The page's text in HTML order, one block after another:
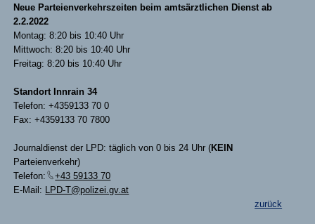
Neue Parteienverkehrszeiten beim amtsärztlichen Dienst ab
2.2.2022
Montag: 8:20 bis 10:40 Uhr
Mittwoch: 8:20 bis 10:40 Uhr
Freitag: 8:20 bis 10:40 Uhr
Standort Innrain 34
Telefon: +4359133 70 0
Fax: +4359133 70 7800
Journaldienst der LPD: täglich von 0 bis 24 Uhr (KEIN
Parteienverkehr)
Telefon:
+43 59133 70
E-Mail:
LPD-T@polizei.gv.at
zurück